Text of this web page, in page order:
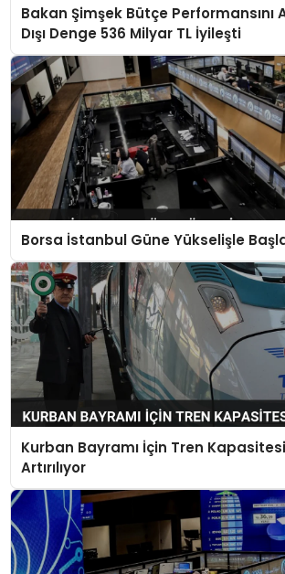
Bakan Şimşek Bütçe Performansını
Dışı Denge 536 Milyar TL İyileşti
Borsa İstanbul Güne Yükselişle
Kurban Bayramı İçin Tren Kapasitesi
Artırılıyor